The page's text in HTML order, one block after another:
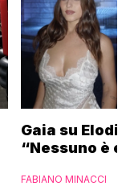
Gaia su
“Nessuno è
FABIANO MINACCI